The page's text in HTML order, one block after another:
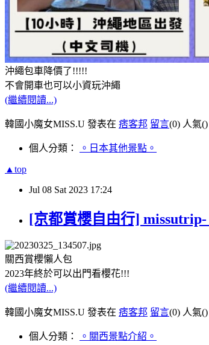
沖繩包車降價了!!!!!
不會開車也可以小資玩沖繩
(繼續閱讀...)
韓國小魔女MISS.U 發表在 痞客邦 留言(0) 人氣()
個人分類： 。日本其他景點。
▲top
Jul 08 Sat 2023 17:24
[京都賞櫻自由行]
關西賞櫻懶人包
2023年終於可以出門看櫻花!!!
(繼續閱讀...)
韓國小魔女MISS.U 發表在 痞客邦 留言(0) 人氣()
個人分類： 。關西景點介紹。